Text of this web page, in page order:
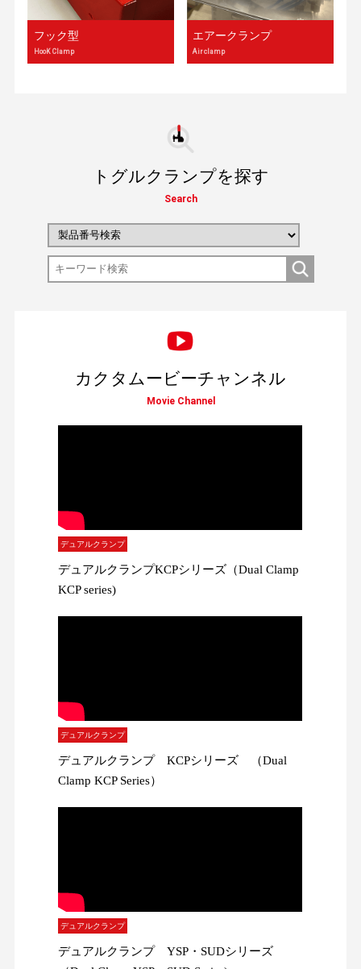
フック型
HooK Clamp
エアークランプ
Air clamp
トグルクランプを探す
Search
カクタムービーチャンネル
Movie Channel
デュアルクランプ
デュアルクランプKCPシリーズ（Dual Clamp
KCP series)
デュアルクランプ
デュアルクランプ KCPシリーズ （Dual
Clamp KCP Series）
デュアルクランプ
デュアルクランプ YSP・SUDシリーズ